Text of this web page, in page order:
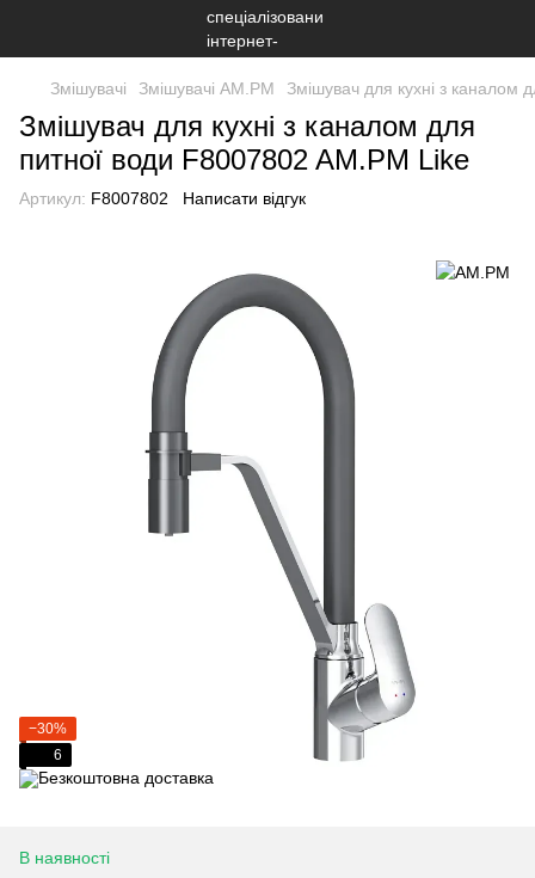
Змішувачі Змішувачі AM.PM Змішувач для кухні з каналом
Змішувач для кухні з каналом для
питної води F8007802 AM.PM Like
Артикул: F8007802 Написати відгук
−30%
6
В наявності